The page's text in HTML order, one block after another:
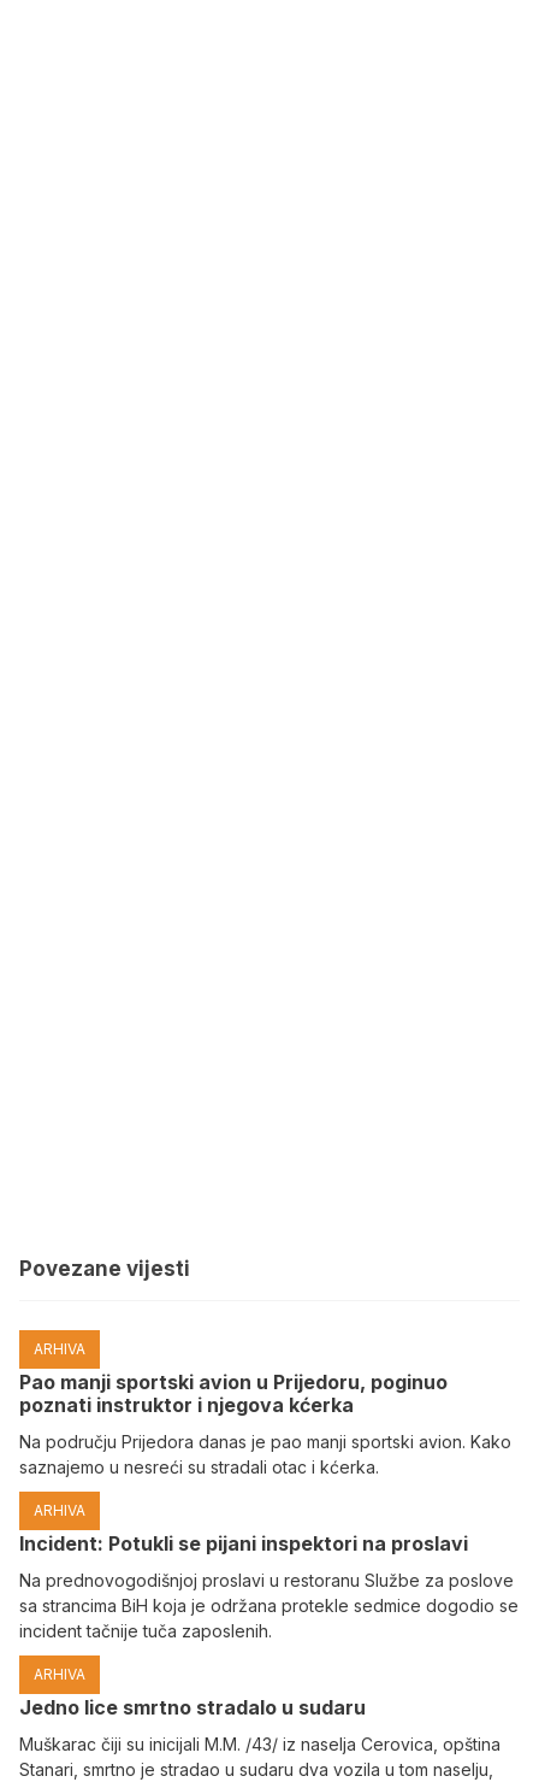
Povezane vijesti
ARHIVA
Pao manji sportski avion u Prijedoru, poginuo
poznati instruktor i njegova kćerka
Na području Prijedora danas je pao manji sportski avion. Kako
saznajemo u nesreći su stradali otac i kćerka.
ARHIVA
Incident: Potukli se pijani inspektori na proslavi
Na prednovogodišnjoj proslavi u restoranu Službe za poslove
sa strancima BiH koja je održana protekle sedmice dogodio se
incident tačnije tuča zaposlenih.
ARHIVA
Јedno lice smrtno stradalo u sudaru
Muškarac čiji su inicijali M.M. /43/ iz naselja Cerovica, opština
Stanari, smrtno je stradao u sudaru dva vozila u tom naselju,